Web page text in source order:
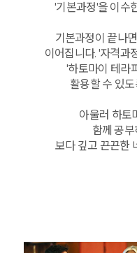
'기본과정'을 이수
기본과정이 끝나
이어집니다. '자격과
'하토마이 테라
활용할 수 있
아울러 하토
함께 공
보다 깊고 끈끈한